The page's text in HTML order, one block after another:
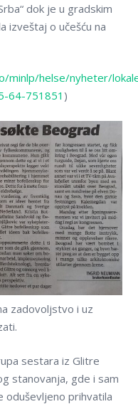
dok je u gradskim
izveštaj o učešću na
minlp/helse/nyheter/
64-751851 )
zadovoljstvo i uz
sestara iz Glitre
stanovanja, gde i sam
oduševljeno prihvatila